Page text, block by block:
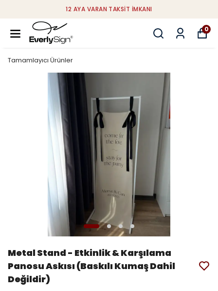
12 AYA VARAN TAKSIT İMKANI
0
Tamamlayıcı Ürünler
Metal Stand - Etkinlik & Karşılama
Panosu Askısı (Baskılı Kumaş Dahil
Değildir)